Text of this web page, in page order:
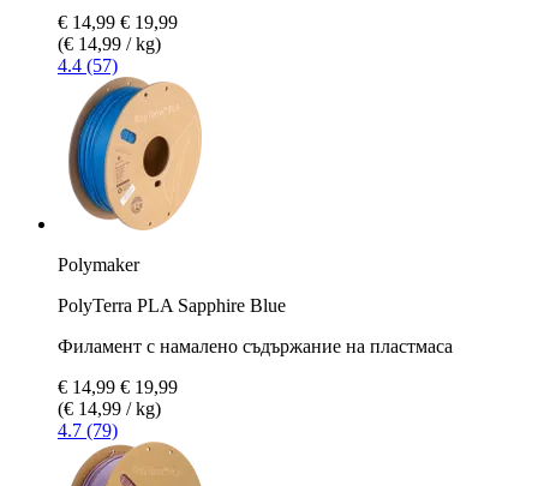
€ 14,99 € 19,99
(€ 14,99 / kg)
4.4 (57)
Polymaker
PolyTerra PLA Sapphire Blue
Филамент с намалено съдържание на пластмаса
€ 14,99 € 19,99
(€ 14,99 / kg)
4.7 (79)